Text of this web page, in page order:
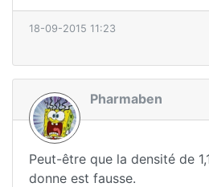
18-09-2015 11:23
Pharmaben
Peut-être que la densité de
donne est fausse.